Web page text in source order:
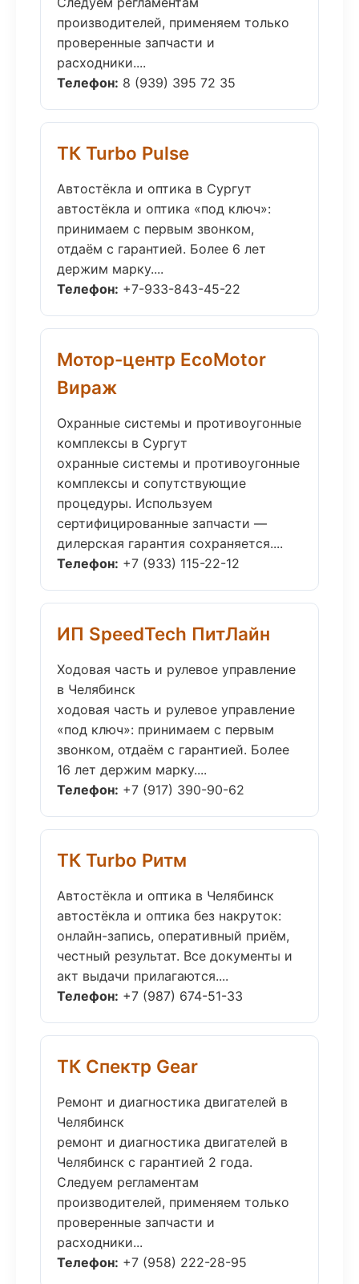
производителей, применяем только
проверенные запчасти и
расходники....
Телефон: 8 (939) 395 72 35
ТК Turbo Pulse
Автостёкла и оптика в Сургут
автостёкла и оптика «под ключ»:
принимаем с первым звонком,
отдаём с гарантией. Более 6 лет
держим марку....
Телефон: +7-933-843-45-22
Мотор-центр EcoMotor
Вираж
Охранные системы и противоугонные
комплексы в Сургут
охранные системы и противоугонные
комплексы и сопутствующие
процедуры. Используем
сертифицированные запчасти —
дилерская гарантия сохраняется....
Телефон: +7 (933) 115-22-12
ИП SpeedTech ПитЛайн
Ходовая часть и рулевое управление
в Челябинск
ходовая часть и рулевое управление
«под ключ»: принимаем с первым
звонком, отдаём с гарантией. Более
16 лет держим марку....
Телефон: +7 (917) 390-90-62
ТК Turbo Ритм
Автостёкла и оптика в Челябинск
автостёкла и оптика без накруток:
онлайн-запись, оперативный приём,
честный результат. Все документы и
акт выдачи прилагаются....
Телефон: +7 (987) 674-51-33
ТК Спектр Gear
Ремонт и диагностика двигателей в
Челябинск
ремонт и диагностика двигателей в
Челябинск с гарантией 2 года.
Следуем регламентам
производителей, применяем только
проверенные запчасти и
расходники...
Телефон: +7 (958) 222-28-95